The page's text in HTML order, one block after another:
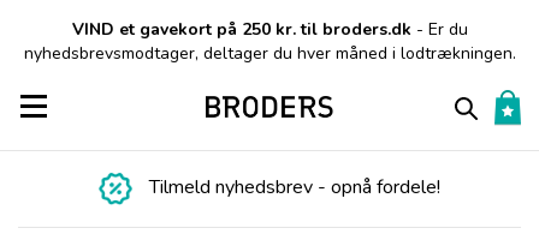
VIND et gavekort på 250 kr. til broders.dk - Er du
nyhedsbrevsmodtager, deltager du hver måned i lodtrækningen.
Toggle navigation
Tilmeld nyhedsbrev - opnå fordele!